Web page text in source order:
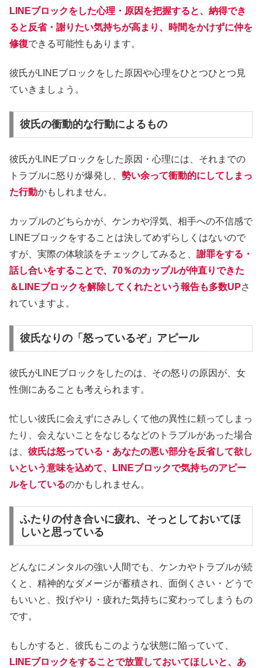
LINEブロックをした心理・原因を把握すると、納得でき
ると反省・謝りたい気持ちが高まり、時間をかけずに仲を
修復できる可能性もあります。
彼氏がLINEブロックをした原因や心理をひとつひとつ見
ていきましょう。
彼氏の衝動的な行動によるもの
彼氏がLINEブロックをした原因・心理には、それまでの
トラブルに怒りが爆発し、 勢い余って衝動的にしてしまっ
た行動かもしれません。
カップルのどちらかが、ケンカや浮気、相手への不信感で
LINEブロックをすることは決してめずらしくはないので
すが、実際の体験談をチェックしてみると、 謝罪をする・
話し合いをすることで、70％のカップルが仲直りできた
＆LINEブロックを解除してくれたという報告も多数UPさ
れていますよ。
彼氏なりの「怒っているぞ」アピール
彼氏がLINEブロックをしたのは、その怒りの原因が、女
性側にあることも考えられます。
忙しい彼氏に会えずにさみしくて他の異性に頼ってしまっ
たり、会えないことをなじるなどのトラブルがあった場合
は、 彼氏は怒っている・あなたの悪い部分を反省して欲し
いという意味を込めて、LINEブロックで気持ちのアピー
ルをしているのかもしれません。
ふたりの付き合いに疲れ、そっとしておいてほ
しいと思っている
どんなにメンタルの強い人間でも、ケンカやトラブルが続
くと、精神的なダメージが蓄積され、面倒くさい・どうで
もいいと、投げやり・疲れた気持ちに変わってしまうもの
です。
もしかすると、彼氏もこのような状態に陥っていて、
LINEブロックをすることで放置しておいてほしいと、あ